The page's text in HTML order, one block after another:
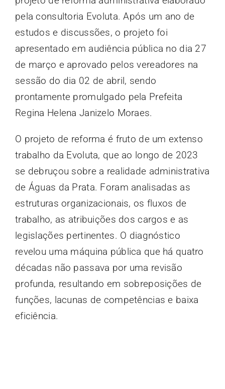
pela consultoria Evoluta. Após um ano de
estudos e discussões, o projeto foi
apresentado em audiência pública no dia 27
de março e aprovado pelos vereadores na
sessão do dia 02 de abril, sendo
prontamente promulgado pela Prefeita
Regina Helena Janizelo Moraes.
O projeto de reforma é fruto de um extenso
trabalho da Evoluta, que ao longo de 2023
se debruçou sobre a realidade administrativa
de Águas da Prata. Foram analisadas as
estruturas organizacionais, os fluxos de
trabalho, as atribuições dos cargos e as
legislações pertinentes. O diagnóstico
revelou uma máquina pública que há quatro
décadas não passava por uma revisão
profunda, resultando em sobreposições de
funções, lacunas de competências e baixa
eficiência.